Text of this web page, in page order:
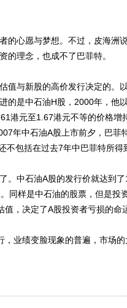
心愿与梦想。不过，皮海洲
的理念，也成不了巴菲特。
与新股的高价发行决定的。
的是中石油H股，2000年，他
港元至1.67港元不等的价格增
年中石油A股上市前夕，巴菲
包括在过去7年中巴菲特所得
中石油A股的发行价就达到了
同样是中石油的股票，但是投
，决定了A股投资者亏损的命
业绩变脸现象的普遍，市场的